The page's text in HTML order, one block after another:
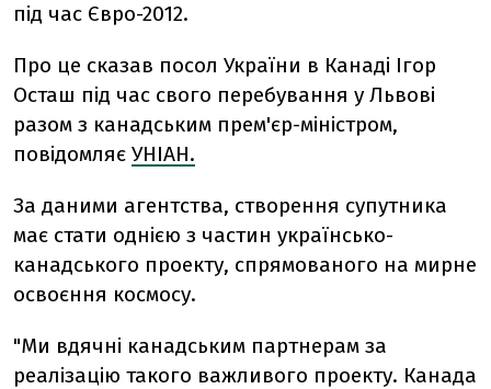
під час Євро-2012.
Про це сказав посол України в Канаді Ігор
Осташ під час свого перебування у Львові
разом з канадським прем'єр-міністром,
повідомляє УНІАН.
За даними агентства, створення супутника
має стати однією з частин українсько-
канадського проекту, спрямованого на мирне
освоєння космосу.
"Ми вдячні канадським партнерам за
реалізацію такого важливого проекту. Канада